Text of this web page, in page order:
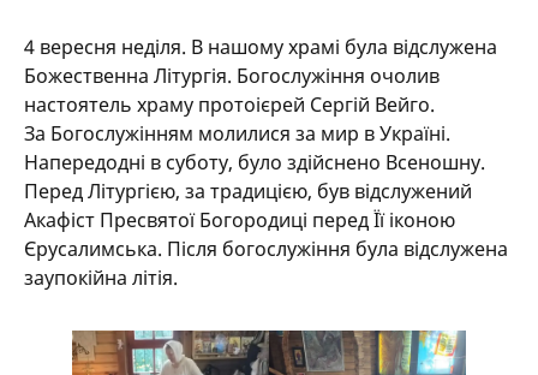
4 вересня неділя. В нашому храмі була відслужена
Божественна Літургія. Богослужіння очолив
настоятель храму протоієрей Сергій Вейго.
За Богослужінням молилися за мир в Україні.
Напередодні в суботу, було здійснено Всеношну.
Перед Літургією, за традицією, був відслужений
Акафіст Пресвятої Богородиці перед Її іконою
Єрусалимська. Після богослужіння була відслужена
заупокійна літія.